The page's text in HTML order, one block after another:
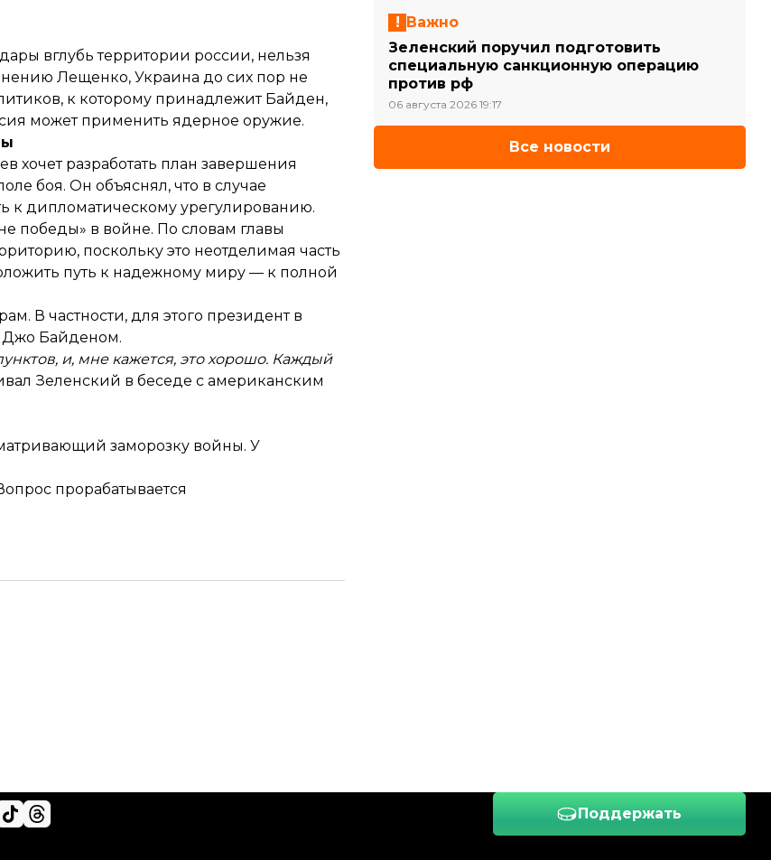
вглубь территории россии, нельзя
Лещенко, Украина до сих пор не
к которому принадлежит Байден,
может применить ядерное оружие.
хочет разработать план завершения
боя. Он объяснял, что в случае
к дипломатическому урегулированию.
победы» в войне. По словам главы
поскольку это неотделимая часть
путь к надежному миру — к полной
В частности, для этого президент в
Джо Байденом.
и, мне кажется, это хорошо. Каждый
Зеленский в беседе с американским
заморозку войны. У
прорабатывается
Важно
Зеленский поручил подготовить
специальную санкционную операцию
против рф
06 августа 2026 19:17
Все новости
Поддержать